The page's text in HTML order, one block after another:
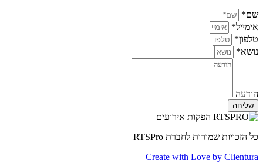
שם*
אימייל*
טלפון*
נושא*
הודעה
שליחה
כל הזכויות שמורות לחברת RTSPro
Create with Love by Clientura